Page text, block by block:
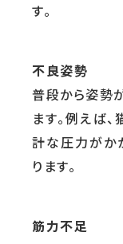
す。
不良姿勢
普段から姿勢
ます。例えば
計な圧力がか
ります。
筋力不足